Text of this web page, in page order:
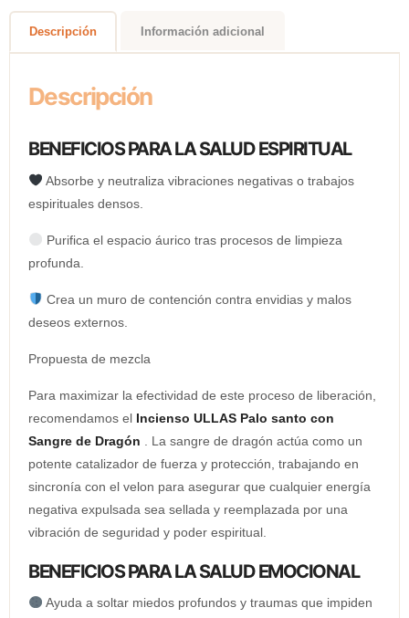
Descripción Información adicional
Descripción
BENEFICIOS PARA LA SALUD ESPIRITUAL
​​Absorbe y neutraliza vibraciones negativas o trabajos
espirituales densos.
Purifica el espacio áurico tras procesos de limpieza
profunda.
Crea un muro de contención contra envidias y malos
deseos externos.
Propuesta de mezcla
Para maximizar la efectividad de este proceso de liberación,
recomendamos el Incienso ULLAS Palo santo con
Sangre de Dragón . La sangre de dragón actúa como un
potente catalizador de fuerza y ​​protección, trabajando en
sincronía con el velon para asegurar que cualquier energía
negativa expulsada sea sellada y reemplazada por una
vibración de seguridad y poder espiritual.
BENEFICIOS PARA LA SALUD EMOCIONAL
Ayuda a soltar miedos profundos y traumas que impiden